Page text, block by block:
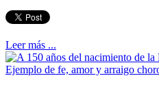
Leer más ...